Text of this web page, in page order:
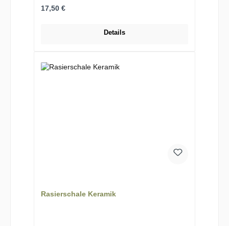
Regulärer Preis:
17,50 €
Details
Rasierschale Keramik